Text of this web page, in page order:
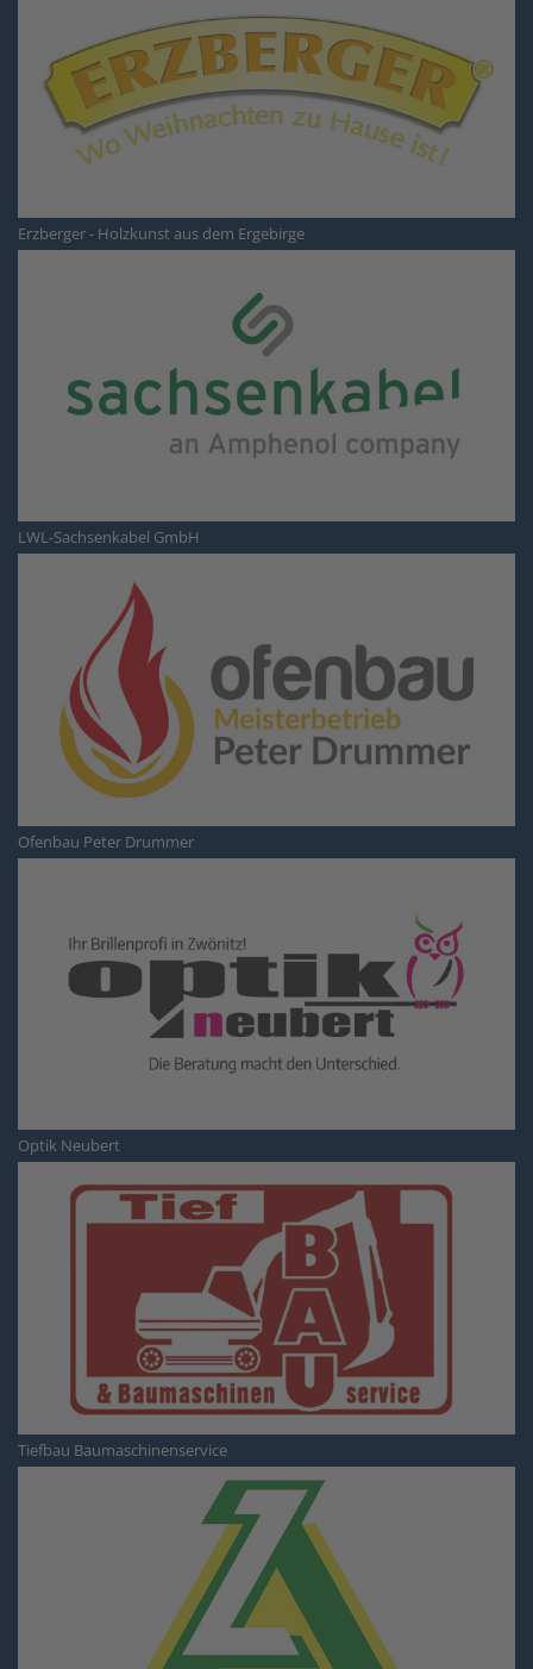
Erzberger - Holzkunst aus dem Ergebirge
LWL-Sachsenkabel GmbH
Ofenbau Peter Drummer
Optik Neubert
Tiefbau Baumaschinenservice